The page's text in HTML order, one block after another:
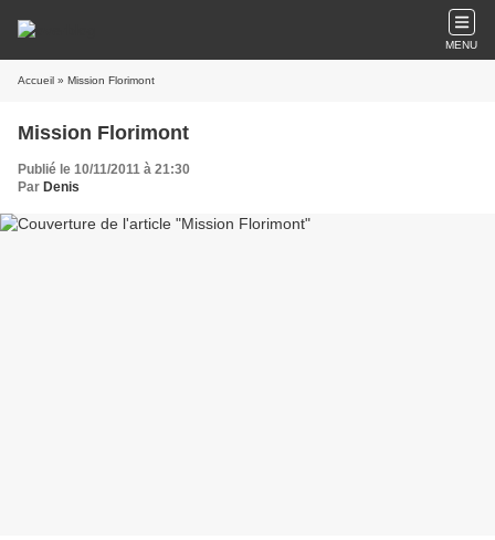
MENU
Accueil » Mission Florimont
Mission Florimont
Publié le 10/11/2011 à 21:30
Par Denis